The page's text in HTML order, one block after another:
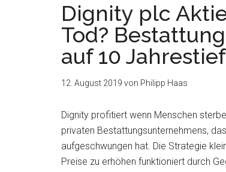
Dignity plc
Tod?
auf 10 Jahrestief
12. August 2019 von Philipp Haas
Dignity profitiert wenn Menschen
privaten Bestattungsunternehmens,
aufgeschwungen hat. Die Strategie
Preise zu erhöhen funktioniert durch